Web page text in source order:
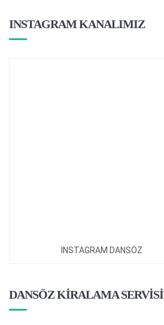
INSTAGRAM KANALIMIZ
INSTAGRAM DANSÖZ
DANSÖZ KİRALAMA SERVİSİ